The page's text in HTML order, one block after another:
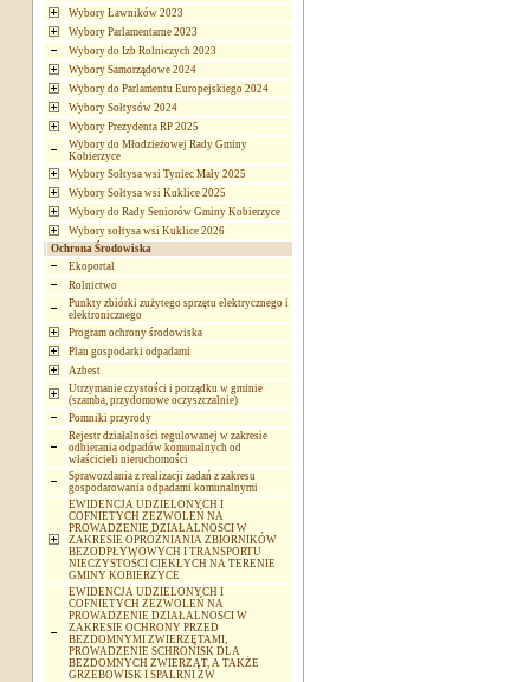
Wybory Ławników 2023
Wybory Parlamentarne 2023
Wybory do Izb Rolniczych 2023
Wybory Samorządowe 2024
Wybory do Parlamentu Europejskiego 2024
Wybory Sołtysów 2024
Wybory Prezydenta RP 2025
Wybory do Młodzieżowej Rady Gminy
Kobierzyce
Wybory Sołtysa wsi Tyniec Mały 2025
Wybory Sołtysa wsi Kuklice 2025
Wybory do Rady Seniorów Gminy Kobierzyce
Wybory sołtysa wsi Kuklice 2026
Ochrona Środowiska
Ekoportal
Rolnictwo
Punkty zbiórki zużytego sprzętu elektrycznego i
elektronicznego
Program ochrony środowiska
Plan gospodarki odpadami
Azbest
Utrzymanie czystości i porządku w gminie
(szamba, przydomowe oczyszczalnie)
Pomniki przyrody
Rejestr działalności regulowanej w zakresie
odbierania odpadów komunalnych od
właścicieli nieruchomości
Sprawozdania z realizacji zadań z zakresu
gospodarowania odpadami komunalnymi
EWIDENCJA UDZIELONYCH I
COFNIETYCH ZEZWOLEŃ NA
PROWADZENIE DZIAŁALNOSCI W
ZAKRESIE OPRÓŻNIANIA ZBIORNIKÓW
BEZODPŁYWOWYCH I TRANSPORTU
NIECZYSTOŚCI CIEKŁYCH NA TERENIE
GMINY KOBIERZYCE
EWIDENCJA UDZIELONYCH I
COFNIETYCH ZEZWOLEŃ NA
PROWADZENIE DZIAŁALNOSCI W
ZAKRESIE OCHRONY PRZED
BEZDOMNYMI ZWIERZĘTAMI,
PROWADZENIE SCHRONISK DLA
BEZDOMNYCH ZWIERZĄT, A TAKŻE
GRZEBOWISK I SPALRNI ZW